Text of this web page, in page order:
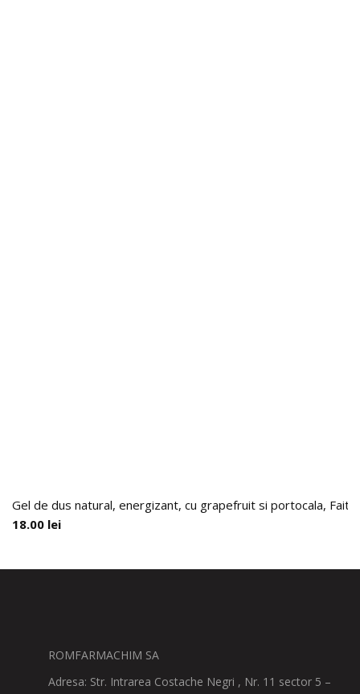
Gel de dus natural, energizant, cu grapefruit si portocala,
18.00 lei
ROMFARMACHIM SA
Adresa: Str. Intrarea Costache Negri , Nr. 11 sector 5 –